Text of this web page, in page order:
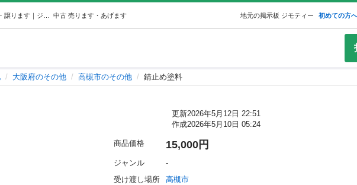
中古 売ります・あげます 地元の掲示板 ジモティー 初めての方へ
大阪府のその他 高槻市のその他 錆止め塗料
更新2026年5月12日 22:51
作成2026年5月10日 05:24
商品価格 15,000円
ジャンル
-
受け渡し場所
高槻市